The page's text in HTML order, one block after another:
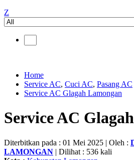
Z
Home
Service AC, Cuci AC, Pasang AC
Service AC Glagah Lamongan
Service AC
Diterbitkan pada : 01 Mei 2025 | Oleh :
LAMONGAN | Dilihat : 536 kali